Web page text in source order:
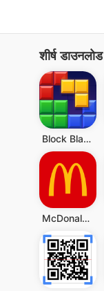
शीर्ष डाउनलोड
Block Blast!
McDonald's